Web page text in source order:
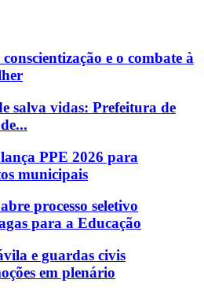
e o combate à
salva vidas: Prefeitura de
PPE 2026 para
municipais
processo seletivo
para a Educação
e guardas civis
em plenário